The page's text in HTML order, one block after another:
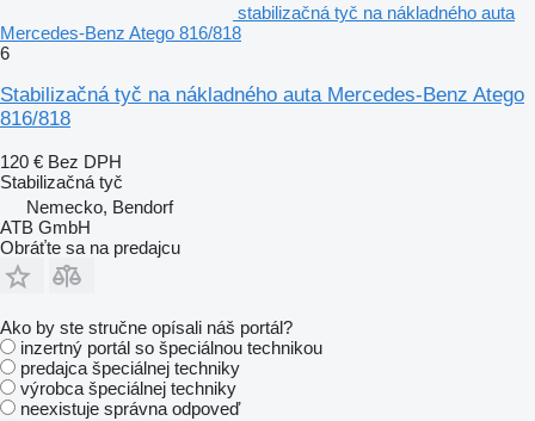
stabilizačná tyč na nákladného auta
Mercedes-Benz Atego 816/818
6
Stabilizačná tyč na nákladného auta Mercedes-Benz Atego
816/818
120 € Bez DPH
Stabilizačná tyč
Nemecko, Bendorf
ATB GmbH
Obráťte sa na predajcu
Ako by ste stručne opísali náš portál?
inzertný portál so špeciálnou technikou
predajca špeciálnej techniky
výrobca špeciálnej techniky
neexistuje správna odpoveď